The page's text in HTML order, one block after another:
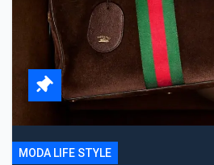
MODA LIFE STYLE